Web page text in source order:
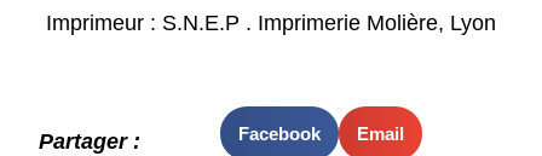
Imprimeur : S.N.E.P . Imprimerie Molière, Lyon
Partager : Facebook Email